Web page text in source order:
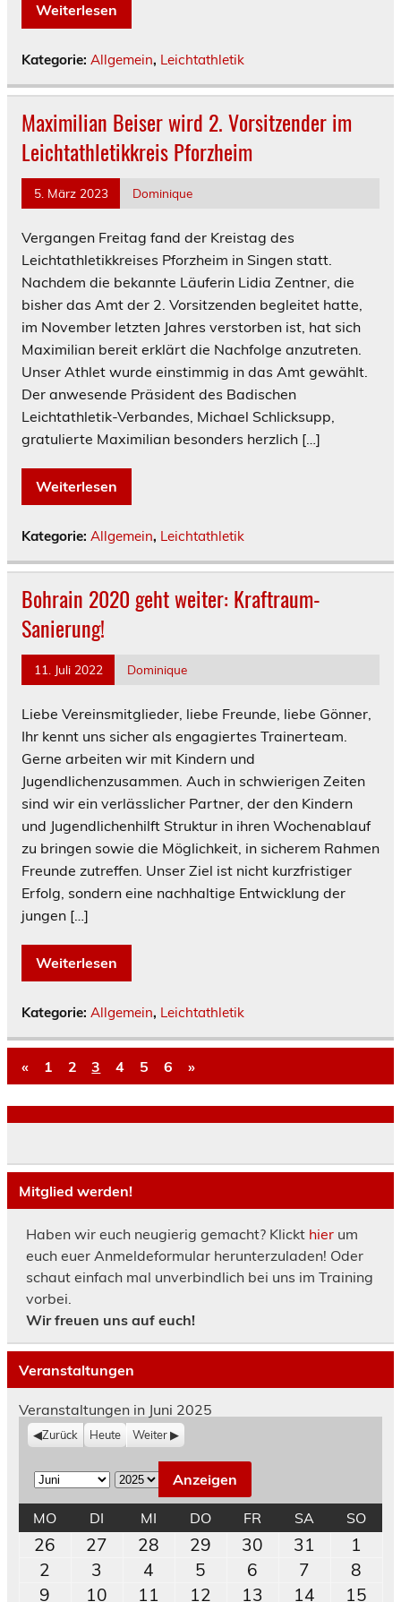
Weiterlesen
Kategorie: Allgemein, Leichtathletik
Maximilian Beiser wird 2. Vorsitzender im
Leichtathletikkreis Pforzheim
5. März 2023 Dominique
Vergangen Freitag fand der Kreistag des
Leichtathletikkreises Pforzheim in Singen statt.
Nachdem die bekannte Läuferin Lidia Zentner, die
bisher das Amt der 2. Vorsitzenden begleitet hatte,
im November letzten Jahres verstorben ist, hat sich
Maximilian bereit erklärt die Nachfolge anzutreten.
Unser Athlet wurde einstimmig in das Amt gewählt.
Der anwesende Präsident des Badischen
Leichtathletik-Verbandes, Michael Schlicksupp,
gratulierte Maximilian besonders herzlich […]
Weiterlesen
Kategorie: Allgemein, Leichtathletik
Bohrain 2020 geht weiter: Kraftraum-
Sanierung!
11. Juli 2022 Dominique
Liebe Vereinsmitglieder, liebe Freunde, liebe Gönner,
Ihr kennt uns sicher als engagiertes Trainerteam.
Gerne arbeiten wir mit Kindern und
Jugendlichenzusammen. Auch in schwierigen Zeiten
sind wir ein verlässlicher Partner, der den Kindern
und Jugendlichenhilft Struktur in ihren Wochenablauf
zu bringen sowie die Möglichkeit, in sicherem Rahmen
Freunde zutreffen. Unser Ziel ist nicht kurzfristiger
Erfolg, sondern eine nachhaltige Entwicklung der
jungen […]
Weiterlesen
Kategorie: Allgemein, Leichtathletik
« 1 2 3 4 5 6 »
Mitglied werden!
Haben wir euch neugierig gemacht? Klickt hierum
euch euer Anmeldeformular herunterzuladen! Oder
schaut einfach mal unverbindlich bei uns im Training
vorbei.
Wir freuen uns auf euch!
Veranstaltungen
Veranstaltungen in Juni 2025
Zurück Heute Weiter
M
o
n
a
J
a
h
r
MOMONTAG
DIDIENSTAG
MIMITTWOCH
DODONNERSTAG
FRFREITAG
SASAMSTAG
SO
26
2025
27
2025
28
2025
29
2025
30
2025
31
2025
1
2 3
Juni
4
Juni
5
Juni
6
Juni
7
Juni
8
Juni
9 10 11 12 13 14 15